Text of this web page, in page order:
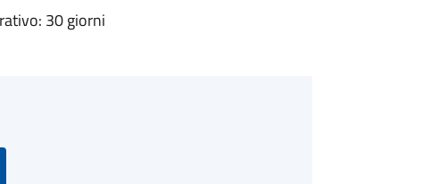
30 giorni